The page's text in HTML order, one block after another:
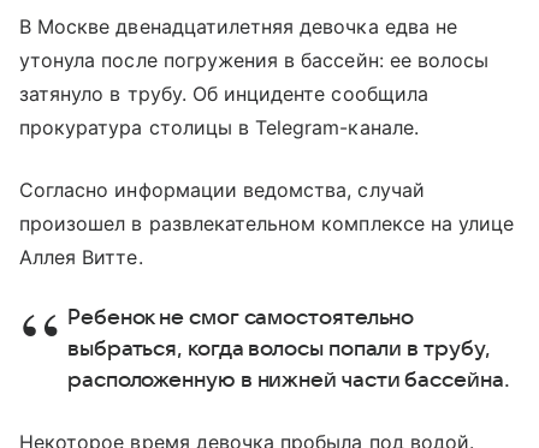
В Москве двенадцатилетняя девочка едва не
утонула после погружения в бассейн: ее волосы
затянуло в трубу. Об инциденте сообщила
прокуратура столицы в Telegram-канале.
Согласно информации ведомства, случай
произошел в развлекательном комплексе на улице
Аллея Витте.
Ребенок не смог самостоятельно
выбраться, когда волосы попали в трубу,
расположенную в нижней части бассейна.
Некоторое время девочка пробыла под водой.